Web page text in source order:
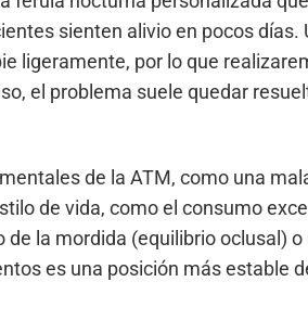
sienten alivio en pocos días.
ligeramente, por lo que
el problema suele quedar
de la ATM, como una
de vida, como el consumo
la mordida (equilibrio oclusal)
es una posición más estable